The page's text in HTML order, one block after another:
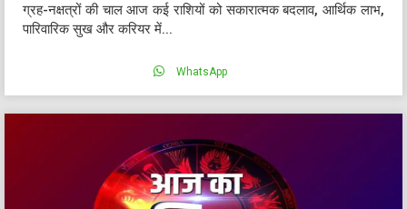
ग्रह-नक्षत्रों की चाल आज कई राशियों को सकारात्मक बदलाव, आर्थिक लाभ,
पारिवारिक सुख और करियर में...
WhatsApp